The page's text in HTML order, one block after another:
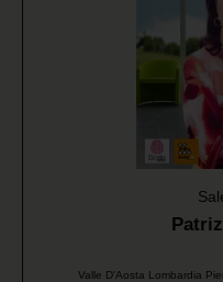
Valle D'Aosta Lombardia